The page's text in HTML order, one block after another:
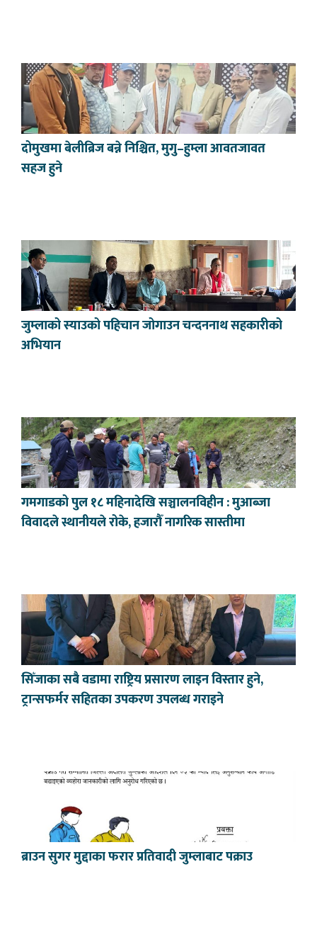
दोमुखमा बेलीब्रिज बन्ने निश्चित, मुगु–हुम्ला आवतजावत
सहज हुने
जुम्लाको स्याउको पहिचान जोगाउन चन्दननाथ सहकारीको
अभियान
गमगाडको पुल १८ महिनादेखि सञ्चालनविहीन : मुआब्जा
विवादले स्थानीयले रोके, हजारौँ नागरिक सास्तीमा
सिँजाका सबै वडामा राष्ट्रिय प्रसारण लाइन विस्तार हुने,
ट्रान्सफर्मर सहितका उपकरण उपलब्ध गराइने
ब्राउन सुगर मुद्दाका फरार प्रतिवादी जुम्लाबाट पक्राउ